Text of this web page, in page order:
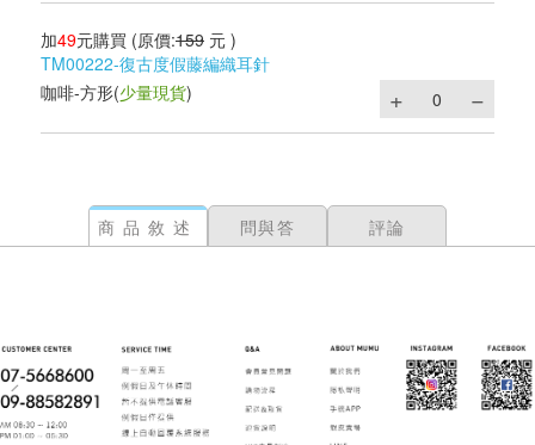
加49元購買 (原價:159 元 )
TM00222-復古度假藤編織耳針
咖啡-方形(少量現貨)
商品敘述 問與答 評論